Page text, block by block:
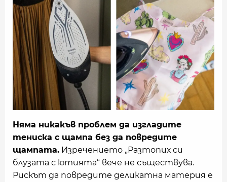
Няма никакъв проблем да изгладите
тениска с щампа без да повредите
щампата. Изречението „Разтопих си
блузата с ютията“ вече не съществува.
Рискът да повредите деликатна материя е